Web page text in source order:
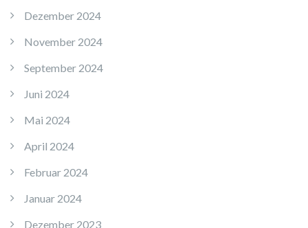
Dezember 2024
November 2024
September 2024
Juni 2024
Mai 2024
April 2024
Februar 2024
Januar 2024
Dezember 2023